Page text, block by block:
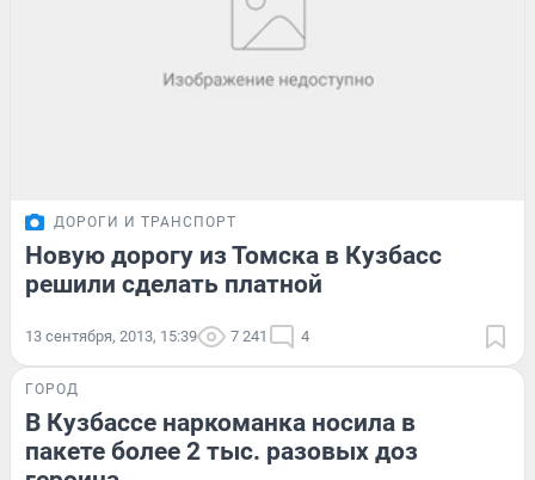
ДОРОГИ И ТРАНСПОРТ
Новую дорогу из Томска в Кузбасс
решили сделать платной
13 сентября, 2013, 15:39 7 241 4
ГОРОД
В Кузбассе наркоманка носила в
пакете более 2 тыс. разовых доз